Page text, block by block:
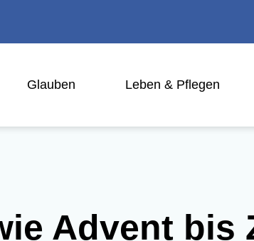
Glau­ben Leben & Pflegen
Advent bis